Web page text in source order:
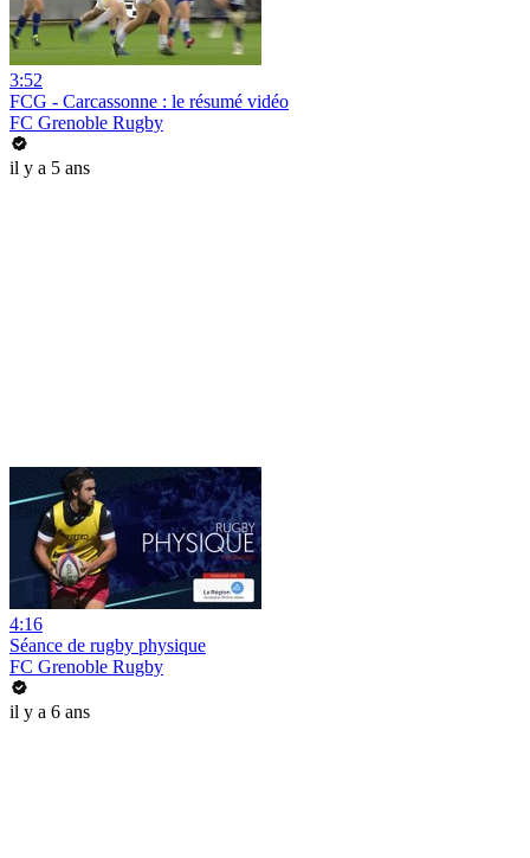
3:52
FCG - Carcassonne : le résumé vidéo
FC Grenoble Rugby
il y a 5 ans
4:16
Séance de rugby physique
FC Grenoble Rugby
il y a 6 ans